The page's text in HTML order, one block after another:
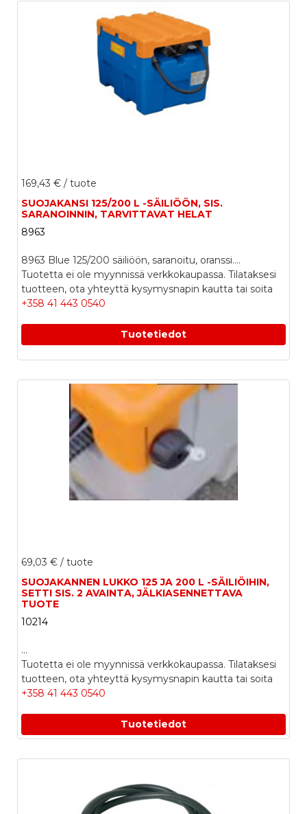
169,43 € / tuote
SUOJAKANSI 125/200 L -SÄILIÖÖN, SIS.
SARANOINNIN, TARVITTAVAT HELAT
8963
8963 Blue 125/200 säiliöön, saranoitu, oranssi....
Tuotetta ei ole myynnissä verkkokaupassa. Tilataksesi
tuotteen, ota yhteyttä kysymysnapin kautta tai soita
+358 41 443 0540
Tuotetiedot
69,03 € / tuote
SUOJAKANNEN LUKKO 125 JA 200 L -SÄILIÖIHIN,
SETTI SIS. 2 AVAINTA, JÄLKIASENNETTAVA
TUOTE
10214
...
Tuotetta ei ole myynnissä verkkokaupassa. Tilataksesi
tuotteen, ota yhteyttä kysymysnapin kautta tai soita
+358 41 443 0540
Tuotetiedot